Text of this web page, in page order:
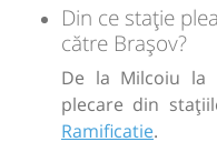
Din ce stație
către Brașov?
De la Milcoiu la
plecare din
Ramificatie.